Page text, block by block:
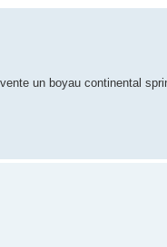
un boyau continental